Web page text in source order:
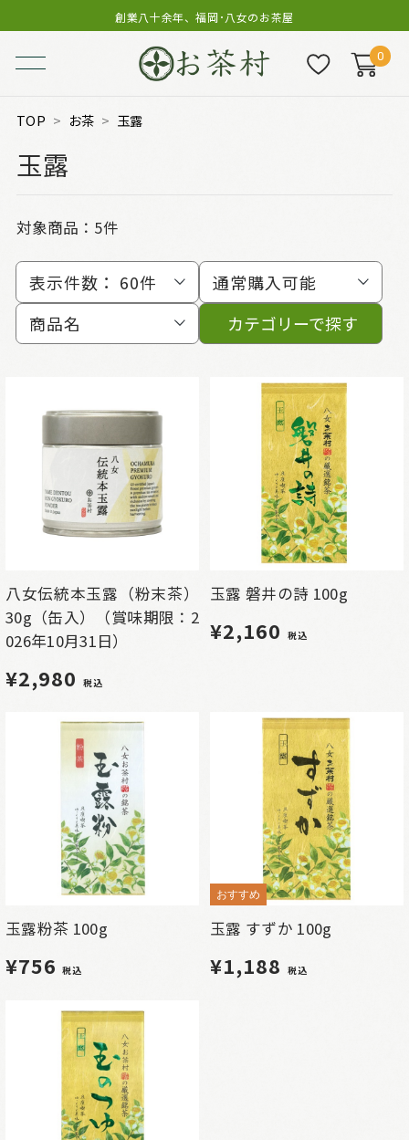
創業八十余年、福岡･八女のお茶屋
0
TOP お茶 玉露
玉露
対象商品： 5件
表示件数： 60件
通常購入可能
商品名
カテゴリーで探す
八女伝統本玉露（粉末茶）
30g（缶入）（賞味期限：2
026年10月31日）
¥2,980 税込
玉露 磐井の詩 100g
¥2,160 税込
玉露粉茶 100g
¥756税込
おすすめ
玉露 すずか 100g
¥1,188 税込